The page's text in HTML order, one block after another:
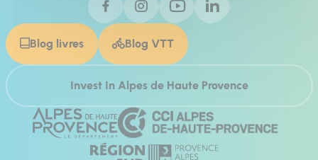
Blog livres Blog VTT
Invest In Alpes de Haute Provence